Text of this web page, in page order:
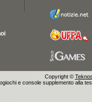
Copyright ©
e console supplemento alla